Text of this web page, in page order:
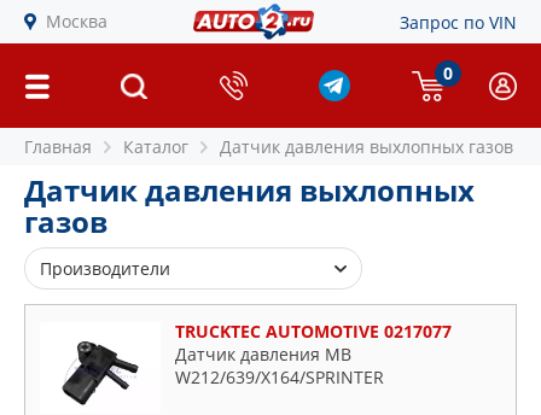
Москва Запрос по VIN
0
Главная Каталог Датчик давления выхлопных газов
Датчик давления выхлопных
газов
Производители
BMW
BOSCH
DELPHI
TRUCKTEC AUTOMOTIVE 0217077
Датчик давления MB
W212/639/X164/SPRINTER